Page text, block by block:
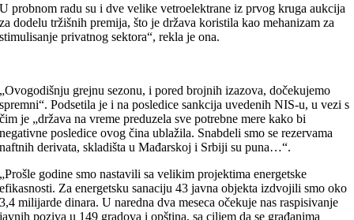
U probnom radu su i dve velike vetroelektrane iz prvog kruga aukcija
za dodelu tržišnih premija, što je država koristila kao mehanizam za
stimulisanje privatnog sektora“, rekla je ona.
„Ovogodišnju grejnu sezonu, i pored brojnih izazova, dočekujemo
spremni“. Podsetila je i na posledice sankcija uvedenih NIS-u, u vezi s
čim je „država na vreme preduzela sve potrebne mere kako bi
negativne posledice ovog čina ublažila. Snabdeli smo se rezervama
naftnih derivata, skladišta u Mađarskoj i Srbiji su puna…“.
„Prošle godine smo nastavili sa velikim projektima energetske
efikasnosti. Za energetsku sanaciju 43 javna objekta izdvojili smo oko
3,4 milijarde dinara. U naredna dva meseca očekuje nas raspisivanje
javnih poziva u 149 gradova i opština, sa ciljem da se građanima